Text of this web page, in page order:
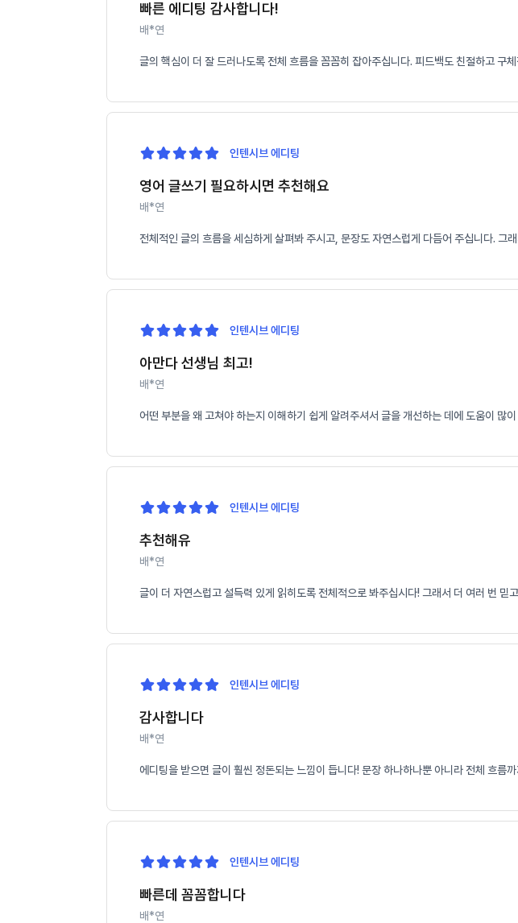
빠른 에디팅 감사합니다!
배*연
글의 핵심이 더 잘 드러나도록 전체 흐름을 꼼꼼히 잡아주십니다. 피드백도 친절하고 구
인텐시브 에디팅
영어 글쓰기 필요하시면 추천해요
배*연
전체적인 글의 흐름을 세심하게 살펴봐 주시고, 문장도 자연스럽게 다듬어 주십니다. 그
인텐시브 에디팅
아만다 선생님 최고!
배*연
어떤 부분을 왜 고쳐야 하는지 이해하기 쉽게 알려주셔서 글을 개선하는 데에 도움이 많
인텐시브 에디팅
추천해유
배*연
글이 더 자연스럽고 설득력 있게 읽히도록 전체적으로 봐주십시다! 그래서 더 여러 번 믿
인텐시브 에디팅
감사합니다
배*연
에디팅을 받으면 글이 훨씬 정돈되는 느낌이 듭니다! 문장 하나하나뿐 아니라 전체 흐름
인텐시브 에디팅
빠른데 꼼꼼합니다
배*연